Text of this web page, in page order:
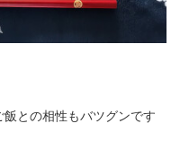
との相性もバツグンです